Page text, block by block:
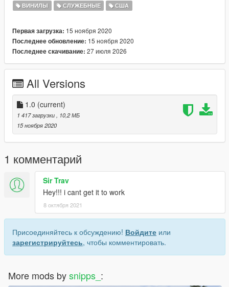
ВИНИЛЫ СЛУЖЕБНЫЕ США
Первая загрузка: 15 ноября 2020
Последнее обновление: 15 ноября 2020
Последнее скачивание: 27 июля 2026
All Versions
1.0 (current)
1 417 загрузки, 10,2 МБ
15 ноября 2020
1 комментарий
Sir Trav
Hey!!! i cant get it to work
8 октября 2021
Присоединяйтесь к обсуждению! Войдите или
зарегистрируйтесь, чтобы комментировать.
More mods bysnipps_ :